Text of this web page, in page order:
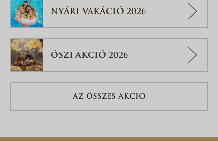
NYÁRI VAKÁCIÓ 2026
ŐSZI AKCIÓ 2026
AZ ÖSSZES AKCIÓ